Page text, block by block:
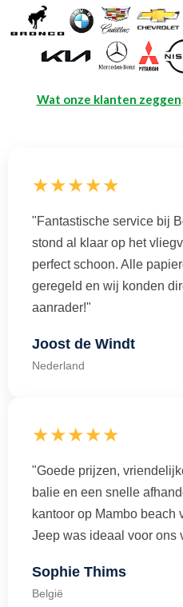
Wat onze klanten zeggen
★★★★★
"Fantastische service bij
stond al klaar op het
perfect schoon. Alle
geregeld en wij konden
aanrader!"
Joost de Windt
Nederland
★★★★★
"Goede prijzen,
balie en een snelle
kantoor op Mambo beach
Jeep was ideaal voor ons
Sophie Thims
België